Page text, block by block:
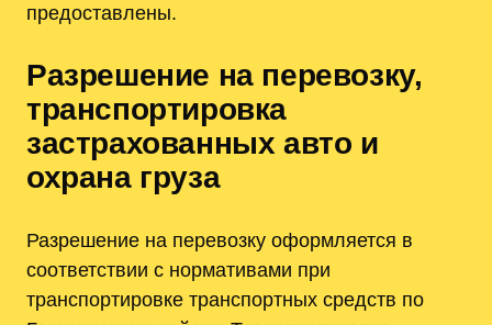
предоставлены.
Разрешение на перевозку,
транспортировка
застрахованных авто и
охрана груза
Разрешение на перевозку оформляется в
соответствии с нормативами при
транспортировке транспортных средств по